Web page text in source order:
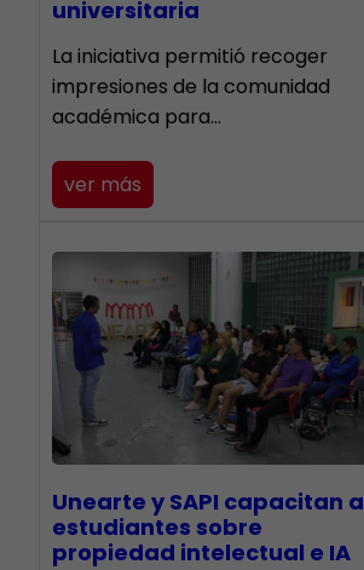
universitaria
La iniciativa permitió recoger
impresiones de la comunidad
académica para…
ver más
Unearte y SAPI capacitan a
estudiantes sobre
propiedad intelectual e IA